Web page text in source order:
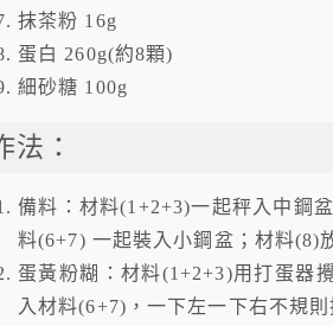
抹茶粉 16g
蛋白 260g(約8顆)
細砂糖 100g
法：
備料：材料(1+2+3)一起秤入中鋼
料(6+7) 一起裝入小鋼盆；材料(8)
蛋黃粉糊：材料(1+2+3)用打蛋器
入材料(6+7)，一下左一下右不規則